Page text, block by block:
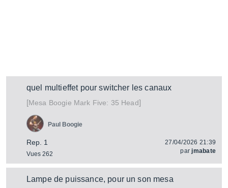
quel multieffet pour switcher les canaux
[Mesa Boogie Mark Five: 35 Head]
Rep. 1
Vues 262
Paul Boogie
27/04/2026 21:39
parjmabate
Lampe de puissance, pour un son mesa